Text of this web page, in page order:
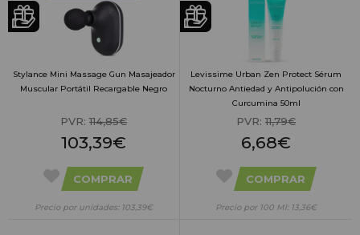
Stylance Mini Massage Gun Masajeador
Muscular Portátil Recargable Negro
PVR: 114,85€
103,39€
COMPRAR
Precio por unidades: 103,39€
Levissime Urban Zen Protect Sérum
Nocturno Antiedad y Antipolución con
Curcumina 50ml
PVR: 11,79€
6,68€
COMPRAR
Precio por 100 Ml: 13,36€